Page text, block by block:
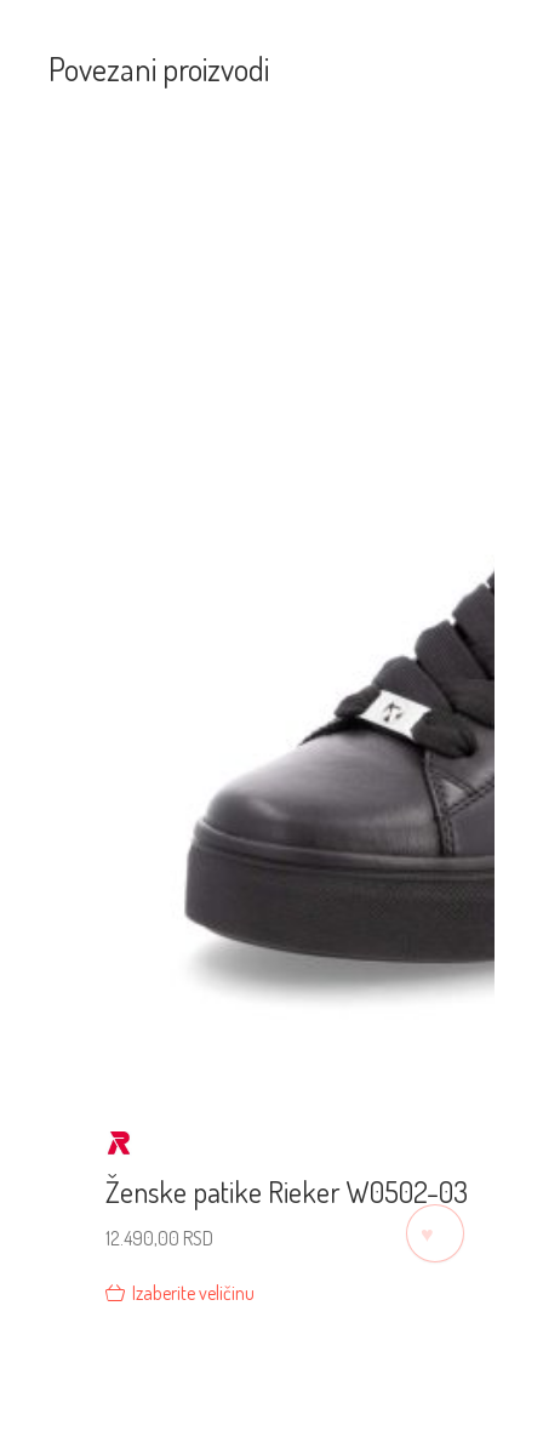
Povezani proizvodi
Ženske patike Rieker W0502-03
12.490,00 RSD
Izaberite veličinu